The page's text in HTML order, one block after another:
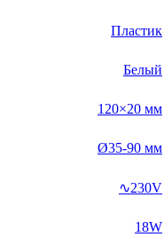
Пластик
Белый
120×20 мм
Ø35-90 мм
∿230V
18W